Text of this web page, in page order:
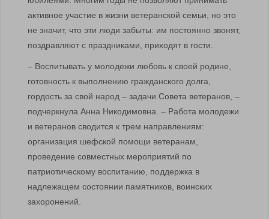
активное участие в жизни ветеранской семьи, но это
не значит, что эти люди забыты: им постоянно звонят,
поздравляют с праздниками, приходят в гости.
– Воспитывать у молодежи любовь к своей родине,
готовность к выполнению гражданского долга,
гордость за свой народ – задачи Совета ветеранов, –
подчеркнула Анна Никодимовна. – Работа молодежи
и ветеранов сводится к трем направлениям:
организация шефской помощи ветеранам,
проведение совместных мероприятий по
патриотическому воспитанию, поддержка в
надлежащем состоянии памятников, воинских
захоронений.